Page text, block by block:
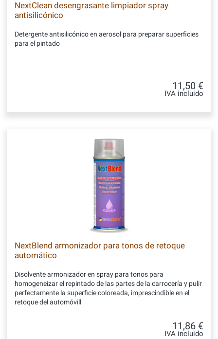
NextClean desengrasante limpiador spray
antisilicónico
Detergente antisilicónico en aerosol para preparar superficies
para el pintado
11,50 €
IVA incluido
NextBlend armonizador para tonos de retoque
automático
Disolvente armonizador en spray para tonos para
homogeneizar el repintado de las partes de la carrocería y pulir
perfectamente la superficie coloreada, imprescindible en el
retoque del automóvill
11,86 €
IVA incluido